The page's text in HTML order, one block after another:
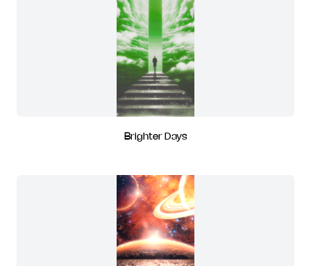
Brighter Days